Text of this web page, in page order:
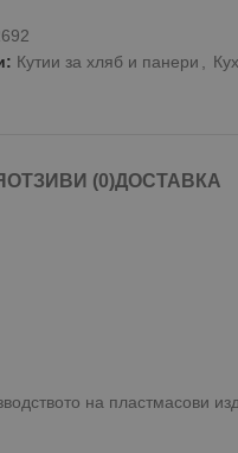
Кутии за хляб и панери
ОТЗИВИ (0)ДОСТАВКА
на пластмасови